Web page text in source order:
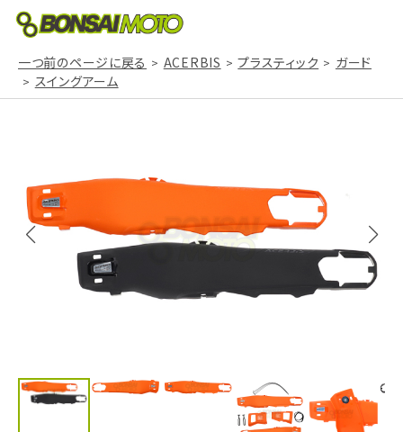
一つ前のページに戻る ACERBIS プラスティック
ガード
スイングアーム